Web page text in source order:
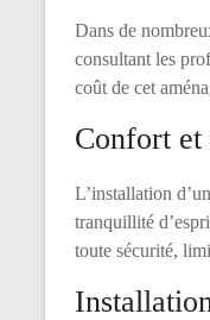
Dans de
consultant les
coût de cet
Confort et
L’installation d’un
tranquillité
toute sécurité,